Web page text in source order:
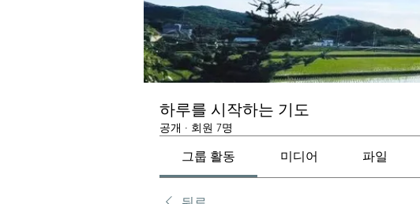
하루를 시작하는 기도
공개 · 회원 7명
그룹 활동 미디어 파일